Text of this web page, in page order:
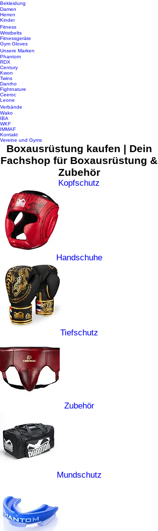
Bekleidung
Damen
Herren
Kinder
Fitness
Wristbelts
Fitnessgeräte
Gym Gloves
Unsere Marken
Phantom
RDX
Century
Kwon
Twins
Danrho
Fightnature
Ceeroc
Leone
Verbände
Wako
IBA
WKF
IMMAF
Kontakt
Vereine und Gyms
Boxausrüstung kaufen | Dein
Fachshop für Boxausrüstung &
Zubehör
Kopfschutz
Handschuhe
Tiefschutz
Zubehör
Mundschutz